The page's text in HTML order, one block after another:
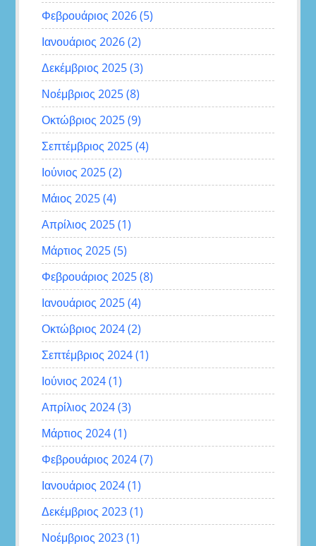
Φεβρουάριος 2026(5)
Ιανουάριος 2026(2)
Δεκέμβριος 2025(3)
Νοέμβριος 2025(8)
Οκτώβριος 2025(9)
Σεπτέμβριος 2025(4)
Ιούνιος 2025(2)
Μάιος 2025(4)
Απρίλιος 2025(1)
Μάρτιος 2025(5)
Φεβρουάριος 2025(8)
Ιανουάριος 2025(4)
Οκτώβριος 2024(2)
Σεπτέμβριος 2024(1)
Ιούνιος 2024(1)
Απρίλιος 2024(3)
Μάρτιος 2024(1)
Φεβρουάριος 2024(7)
Ιανουάριος 2024(1)
Δεκέμβριος 2023(1)
Νοέμβριος 2023(1)